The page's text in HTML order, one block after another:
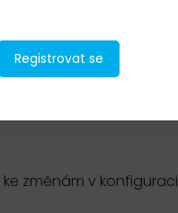
změnám v
Registrovat se